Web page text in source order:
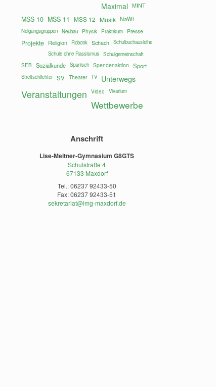
Maximal MINT
MSS 10 MSS 11 MSS 12 Musik NaWi
Neigungsgruppen Neubau Physik Praktikum Presse
Projekte Religion Robotik Schach Schulbuchausleihe
Schule ohne Rassismus Schulgemeinschaft
SEB
Sozialkunde Spanisch Spendenaktion Sport
Streitschlichter SV Theater TV Unterwegs
Veranstaltungen Video Vivarium
Wettbewerbe
Anschrift
Lise-Meitner-Gymnasium G8GTS
Schulstraße 4
67133 Maxdorf
Tel.: 06237 92433-50
Fax: 06237 92433-51
sekretariat@lmg-maxdorf.de